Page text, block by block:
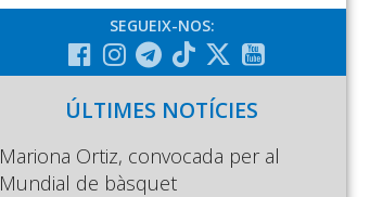
SEGUEIX-NOS:
ÚLTIMES NOTÍCIES
Mariona Ortiz, convocada per al
Mundial de bàsquet